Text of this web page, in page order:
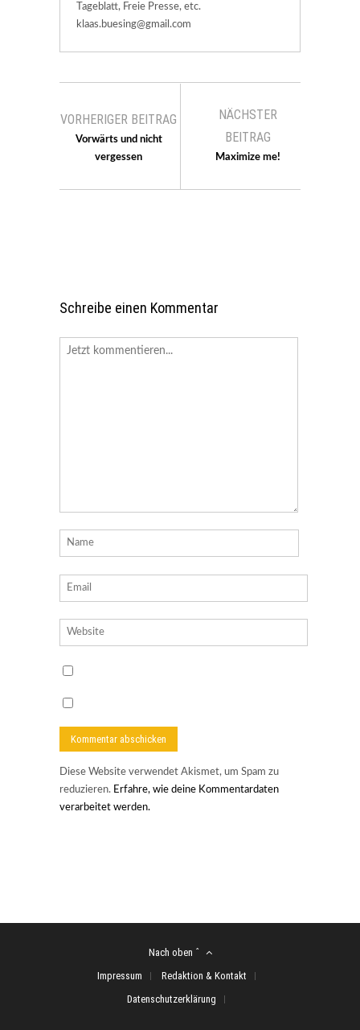
Tageblatt, Freie Presse, etc.
klaas.buesing@gmail.com
VORHERIGER BEITRAG
Vorwärts und nicht
vergessen
NÄCHSTER
BEITRAG
Maximize me!
Schreibe einen Kommentar
Diese Website verwendet Akismet, um Spam zu
reduzieren. Erfahre, wie deine Kommentardaten
verarbeitet werden.
Nach oben ˆ
Impressum
Redaktion & Kontakt
Datenschutzerklärung